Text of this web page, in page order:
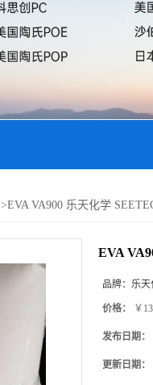
>EVA VA900 乐天化学
EVA
品牌： 乐天
价格： ￥
发布日期：
更新日期：